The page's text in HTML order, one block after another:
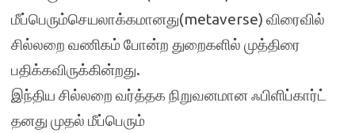
மீப்பெரும்செயலாக்கமானது(metaverse) விரைவில்
சில்லறை வணிகம் போன்ற துறைகளில் முத்திரை
பதிக்கவிருக்கின்றது.
இந்திய சில்லறை வர்த்தக நிறுவனமான ஃபிளிப்கார்ட்
தனது முதல் மீப்பெரும்